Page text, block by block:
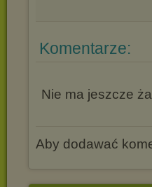
Komentarze:
Nie ma jeszcze
Aby dodawać